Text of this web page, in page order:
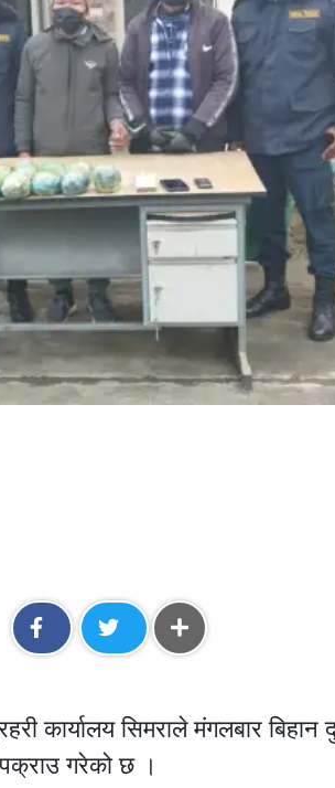
कार्यालय सिमराले मंगलबार
गरेको छ ।